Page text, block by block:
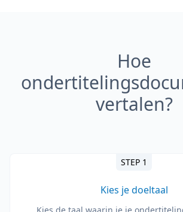
Hoe
vertalen?
STEP 1
Kies je doeltaal